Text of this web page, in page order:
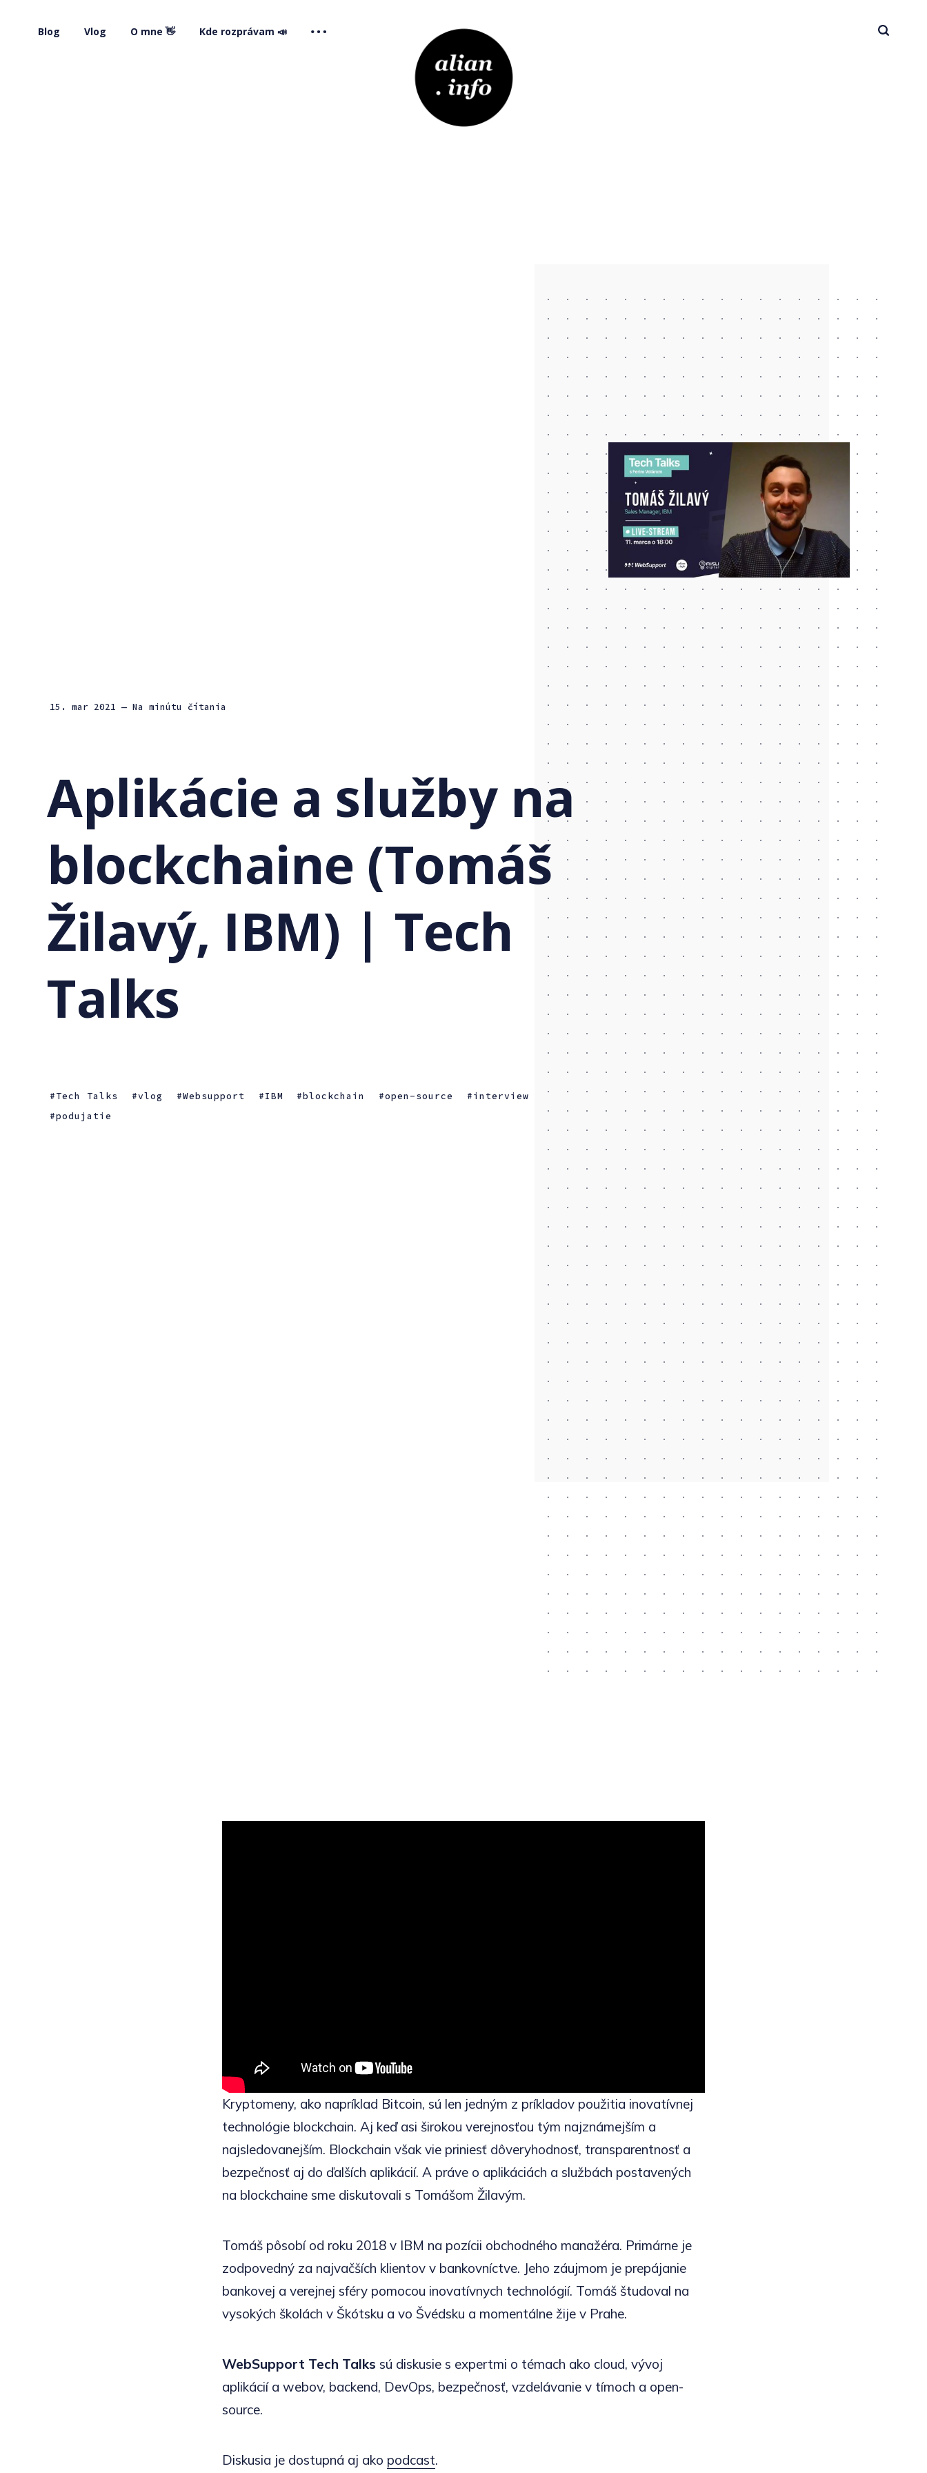
Blog Vlog O mne 👋 Kde rozprávam 📣
15. mar 2021 — Na minútu čítania
Aplikácie a služby na
blockchaine (Tomáš
Žilavý, IBM) | Tech
Talks
Tech Talks vlog Websupport IBM blockchain open-source
interview
podujatie
Kryptomeny, ako napríklad Bitcoin, sú len jedným z príkladov použitia inovatívnej
technológie blockchain. Aj keď asi širokou verejnosťou tým najznámejším a
najsledovanejším. Blockchain však vie priniesť dôveryhodnosť, transparentnosť a
bezpečnosť aj do ďalších aplikácií. A práve o aplikáciách a službách postavených
na blockchaine sme diskutovali s Tomášom Žilavým.
Tomáš pôsobí od roku 2018 v IBM na pozícii obchodného manažéra. Primárne je
zodpovedný za najvačších klientov v bankovníctve. Jeho záujmom je prepájanie
bankovej a verejnej sféry pomocou inovatívnych technológií. Tomáš študoval na
vysokých školách v Škótsku a vo Švédsku a momentálne žije v Prahe.
WebSupport Tech Talks sú diskusie s expertmi o témach ako cloud, vývoj
aplikácií a webov, backend, DevOps, bezpečnosť, vzdelávanie v tímoch a open-
source.
Diskusia je dostupná aj ako podcast.